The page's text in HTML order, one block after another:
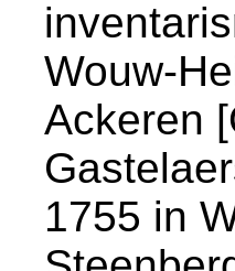
Wouw-
Ackeren
1755 in